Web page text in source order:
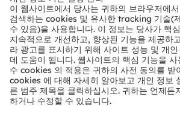
파트너 네트워크
내부 고발
© 2026 ams-OSRAM AG. All rights reserved.